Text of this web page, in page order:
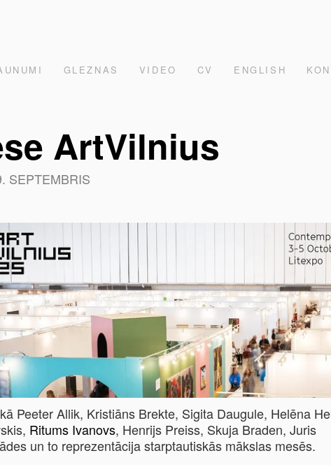
GLEZNAS VIDEO CV ENGLISH
ArtVilnius
SEPTEMBRIS
Peeter Allik, Kristiāns Brekte, Sigita Daugule, Helēna
Ritums Ivanovs, Henrijs Preiss, Skuja Braden, Juris
un to reprezentācija starptautiskās mākslas mesēs.